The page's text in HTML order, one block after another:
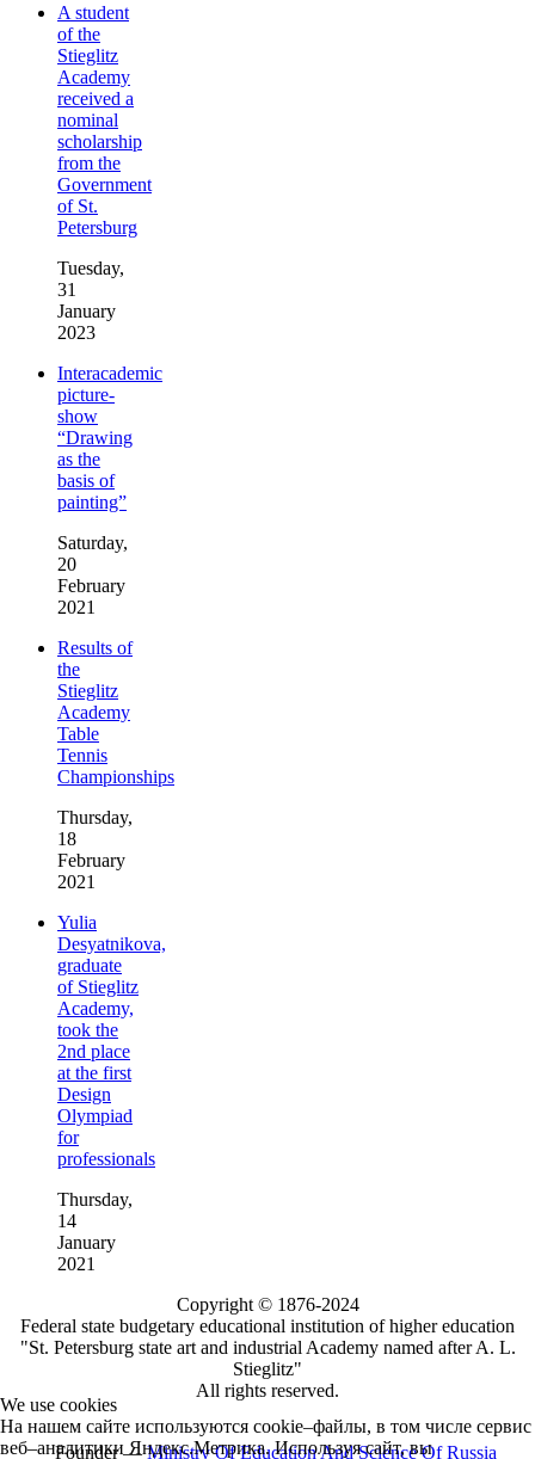
A student
of the
Stieglitz
Academy
received a
nominal
scholarship
from the
Government
of St.
Petersburg
Tuesday,
31
January
2023
Interacademic
picture-
show
“Drawing
as the
basis of
painting”
Saturday,
20
February
2021
Results of
the
Stieglitz
Academy
Table
Tennis
Championships
Thursday,
18
February
2021
Yulia
Desyatnikova,
graduate
of Stieglitz
Academy,
took the
2nd place
at the first
Design
Olympiad
for
professionals
Thursday,
14
January
2021
Copyright © 1876-2024
Federal state budgetary educational institution of higher education
"St. Petersburg state art and industrial Academy named after A. L.
Stieglitz"
All rights reserved.
Founder —Ministry Of Education And Science Of Russia
We use cookies
На нашем сайте используются cookie–файлы, в том числе сервис
веб–аналитики Яндекс.Метрика. Используя сайт, вы